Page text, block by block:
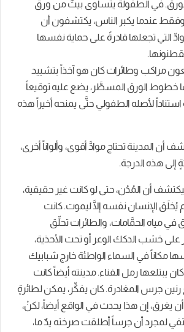
بالورق. في الطفولة يتساوى بيتٌ من ورق
عندما يكبر الناس، يكتشفون أن
التي تجعلها قادرةً على حماية نفسها
مراكب وطائرات كان هو آخذاً بتشييد
خطوط الورق المسطَّر، يضع عليه توقيعاً
لأصله الطفولي حتَّى يمنحه أخيراً هذه
أن المدينة تحتاج موادَّ أقوى، وألواناً أخرى،
إلى هذه الدرجة.
أن المُدُن، حتى لو كانت غير حقيقية،
يُخلَق الإنسان نفسه إلَّا ليموت. كانت
في مياه الحمَّامات، والطائرات تحلِّق
على خشب الدكك الوعر أو تحت الأحذية،
مكاناً في السماء الواطئة خارج شبابيك
يبتلعها رمل الفناء. مدينته أيضاً كانت
جرس المغادرة. كان يفكِّر، يمكن لطائرةٍ
إن هذا يحدث في الواقع أيضاً، لكنْ،
لمجرد أن جرساً أطلقت صرخته يدٌ ما،